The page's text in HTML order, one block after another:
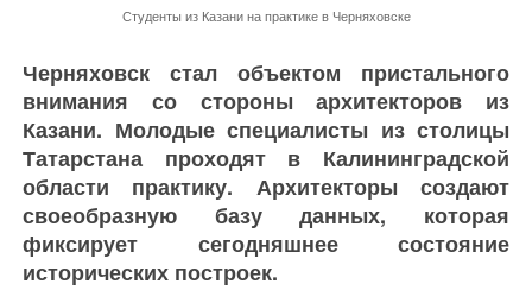
Студенты из Казани на практике в Черняховске
Черняховск стал объектом пристального
внимания со стороны архитекторов из
Казани. Молодые специалисты из столицы
Татарстана проходят в Калининградской
области практику. Архитекторы создают
своеобразную базу данных, которая
фиксирует сегодняшнее состояние
исторических построек.